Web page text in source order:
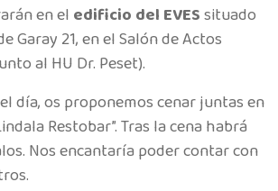
en eledificio del EVESsituado
Garay 21, en el Salón de Actos
al HU Dr. Peset).
día, os proponemos cenar juntas en
Restobar”. Tras la cena habrá
Nos encantaría poder contar con